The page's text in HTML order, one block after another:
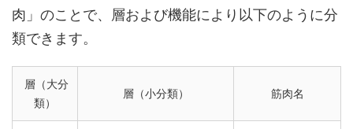
肉」のことで、層および機能により以下のように分
類できます。
層（大分
類）
層（小分類） 筋肉名